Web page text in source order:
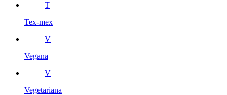
T
Tex-mex
V
Vegana
V
Vegetariana